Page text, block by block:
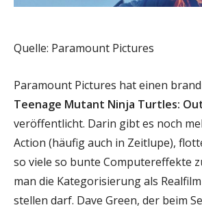
Quelle: Paramount Pictures
Paramount Pictures hat einen
Teenage Mutant Ninja Turtles:
veröffentlicht. Darin gibt es noch
Action (häufig auch in Zeitlupe),
so viele so bunte Computereffekte
man die Kategorisierung als
stellen darf. Dave Green, der beim